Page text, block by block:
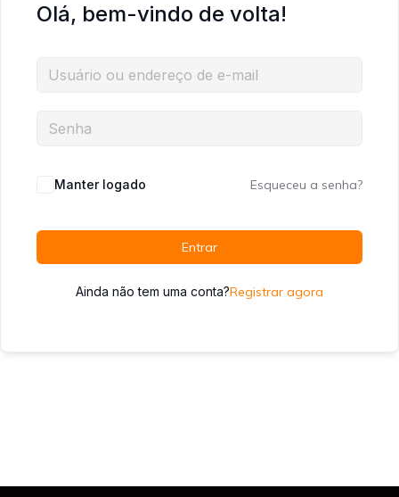
Olá, bem-vindo de volta!
Manter logado Esqueceu a senha?
Entrar
Ainda não tem uma conta?Registrar agora